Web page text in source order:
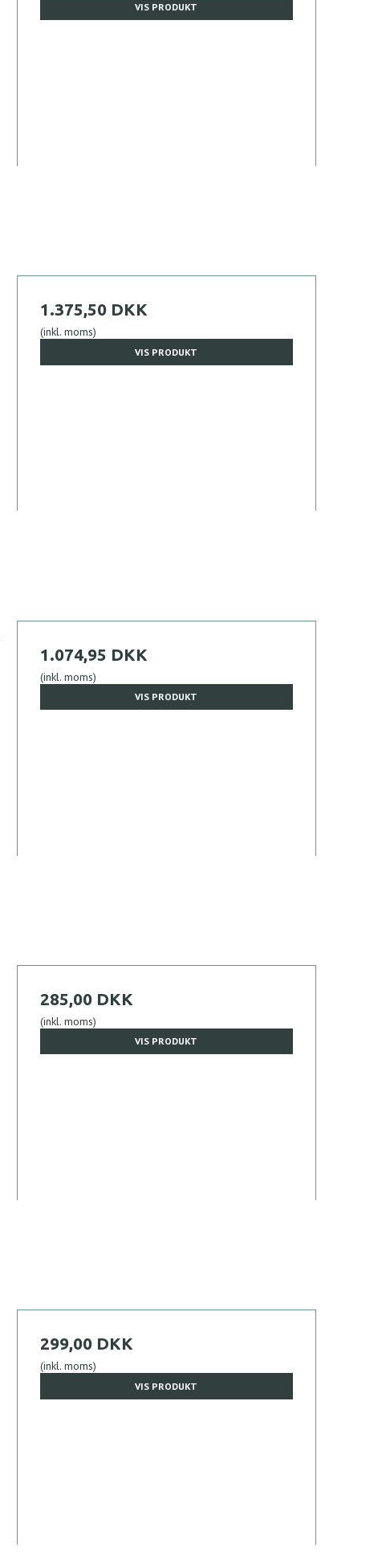
VIS PRODUKT
1.375,50 DKK
(inkl. moms)
VIS PRODUKT
1.074,95 DKK
(inkl. moms)
VIS PRODUKT
285,00 DKK
(inkl. moms)
VIS PRODUKT
299,00 DKK
(inkl. moms)
VIS PRODUKT